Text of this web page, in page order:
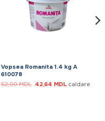
Vopsea Romanita 1.4 kg A
610078
52,00MDL Prețul
inițial
42,64 MDLPrețul
caldare